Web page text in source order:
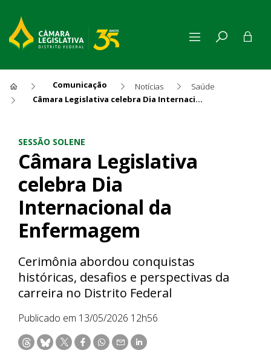
Comunicação Notícias
Saúde
Câmara Legislativa celebra Dia Internacional da Enfermagem
SESSÃO SOLENE
Câmara Legislativa
celebra Dia
Internacional da
Enfermagem
Cerimônia abordou conquistas
históricas, desafios e perspectivas da
carreira no Distrito Federal
Publicado em 13/05/2026 12h56